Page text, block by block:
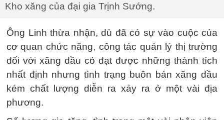
Kho xăng của đại gia Trịnh Sướng.
Ông Linh thừa nhận, dù đã có sự vào cuộc của
cơ quan chức năng, công tác quản lý thị trường
đối với xăng dầu có đạt được những thành tích
nhất định nhưng tình trạng buôn bán xăng dầu
kém chất lượng diễn ra xảy ra ở một vài địa
phương.